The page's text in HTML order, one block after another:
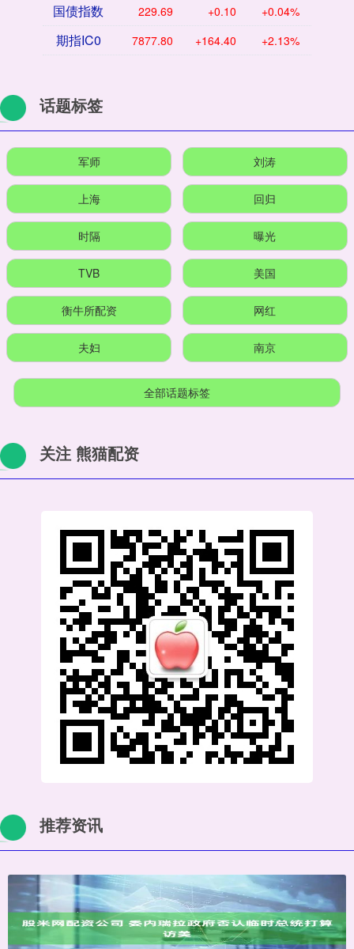
国债指数 229.69 +0.10 +0.04%
期指IC0 7877.80 +164.40 +2.13%
话题标签
军师 刘涛
上海 回归
时隔 曝光
TVB 美国
衡牛所配资 网红
夫妇 南京
全部话题标签
关注 熊猫配资
推荐资讯